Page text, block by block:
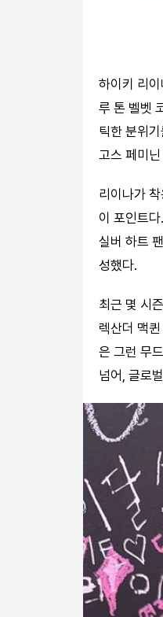
하이키 리
루 톤 벨벳
틱한 분위
고스 페미
리이나가
이 포인트
실버 하트
성했다.
최근 몇 시
렉산더 맥
은 그런 무
넘어, 글로